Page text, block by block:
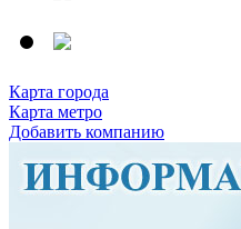
Карта города
Карта метро
Добавить компанию